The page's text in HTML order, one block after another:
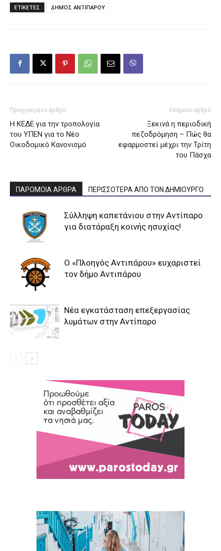
ΕΤΙΚΕΤΕΣ ΔΗΜΟΣ ΑΝΤΙΠΑΡΟΥ
Προηγούμενο άρθρο
Η ΚΕΔΕ για την τροπολογία
του ΥΠΕΝ για το Νέο
Οικοδομικό Κανονισμό
Επόμενο άρθρο
Ξεκινά η περιοδική
πεζοδρόμηση – Πώς θα
εφαρμοστεί μέχρι την Τρίτη
του Πάσχα
ΠΑΡΟΜΟΙΑ ΑΡΘΡΑ ΠΕΡΙΣΣΟΤΕΡΑ ΑΠΟ ΤΟΝ ΔΗΜΙΟΥΡΓΟ
Σύλληψη καπετάνιου στην Αντίπαρο
για διατάραξη κοινής ησυχίας!
Ο «Πλοηγός Αντιπάρου» ευχαριστεί
τον δήμο Αντιπάρου
Νέα εγκατάσταση επεξεργασίας
λυμάτων στην Αντίπαρο